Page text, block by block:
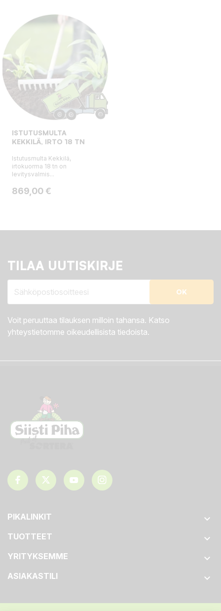
ISTUTUSMULTA
KEKKILÄ, IRTO 18 TN
Istutusmulta Kekkilä,
irtokuorma 18 tn on
levitysvalmis...
Hinta
869,00 €
TILAA UUTISKIRJE
Voit peruuttaa tilauksen milloin tahansa. Katso
yhteystietomme oikeudellisista tiedoista.
PIKALINKIT 
TUOTTEET 
YRITYKSEMME 
ASIAKASTILI 